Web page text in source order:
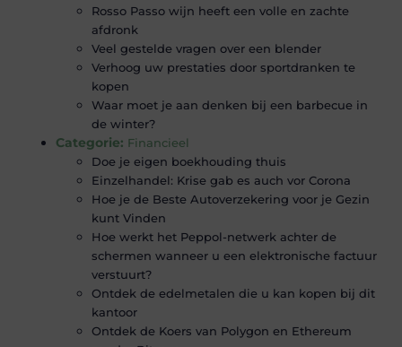
Rosso Passo wijn heeft een volle en zachte
afdronk
Veel gestelde vragen over een blender
Verhoog uw prestaties door sportdranken te
kopen
Waar moet je aan denken bij een barbecue in
de winter?
Categorie: Financieel
Doe je eigen boekhouding thuis
Einzelhandel: Krise gab es auch vor Corona
Hoe je de Beste Autoverzekering voor je Gezin
kunt Vinden
Hoe werkt het Peppol-netwerk achter de
schermen wanneer u een elektronische factuur
verstuurt?
Ontdek de edelmetalen die u kan kopen bij dit
kantoor
Ontdek de Koers van Polygon en Ethereum